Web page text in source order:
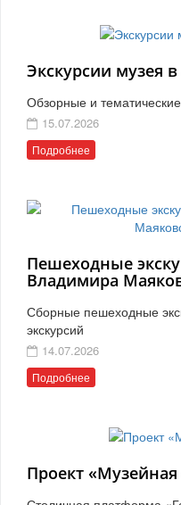
Экскурсии музея в
Обзорные и
15.07.2026
Подробнее
Пешеходные
Владимира
Сборные пешеходные
экскурсий
14.07.2026
Подробнее
Проект «Музейная